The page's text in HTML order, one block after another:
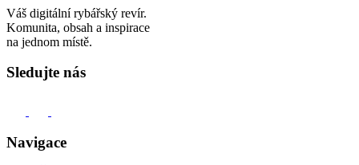
Váš digitální rybářský revír.
Komunita, obsah a inspirace
na jednom místě.
Sledujte nás
Navigace